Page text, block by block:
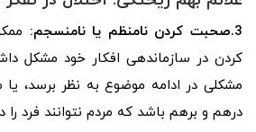
3.صحبت کردن نامنظم یا نامنسجم:
کردن در سازماندهی افکار خود مشکل
مشکلی در ادامه موضوع به نظر برسد،
درهم و برهم باشد که مردم نتوانند فرد را